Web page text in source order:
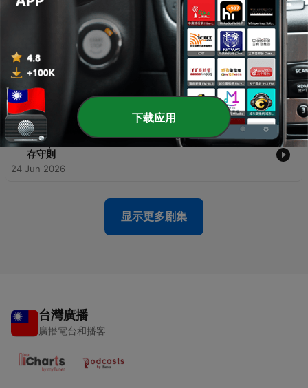
15 Jul 2026
EP9｜狗狗離世、試鏡三百次失敗、工作自我懷疑——舜
哥愛麗如何走出人生低潮？
08 Jul 2026
8 - EP8｜最傷你的，往往不是陌生人！被好友背叛後，我們
才懂友情的真相
01 Jul 2026
7 - EP7｜從情侶日常拍到百萬觀看！舜哥愛麗公開自媒體生
存守則
24 Jun 2026
显示更多剧集
台灣廣播
廣播電台和播客
下载应用